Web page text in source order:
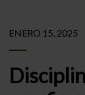
ENERO 15, 2025